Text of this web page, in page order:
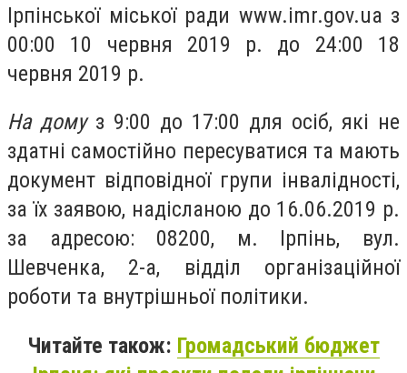
Ірпінської міської ради www.imr.gov.ua з
00:00 10 червня 2019 р. до 24:00 18
червня 2019 р.
На домуз 9:00 до 17:00 для осіб, які не
здатні самостійно пересуватися та мають
документ відповідної групи інвалідності,
за їх заявою, надісланою до 16.06.2019 р.
за адресою: 08200, м. Ірпінь, вул.
Шевченка, 2-а, відділ організаційної
роботи та внутрішньої політики.
Читайте також: Громадський бюджет